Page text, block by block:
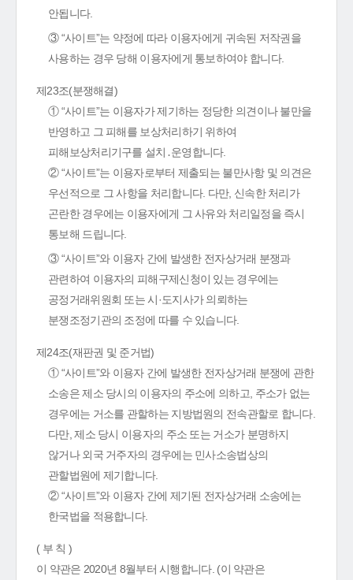
안됩니다.
③ “사이트”는 약정에 따라 이용자에게 귀속된 저작권을
사용하는 경우 당해 이용자에게 통보하여야 합니다.
제23조(분쟁해결)
① “사이트”는 이용자가 제기하는 정당한 의견이나 불만을
반영하고 그 피해를 보상처리하기 위하여
피해보상처리기구를 설치․운영합니다.
② “사이트”는 이용자로부터 제출되는 불만사항 및 의견은
우선적으로 그 사항을 처리합니다. 다만, 신속한 처리가
곤란한 경우에는 이용자에게 그 사유와 처리일정을 즉시
통보해 드립니다.
③ “사이트”와 이용자 간에 발생한 전자상거래 분쟁과
관련하여 이용자의 피해구제신청이 있는 경우에는
공정거래위원회 또는 시·도지사가 의뢰하는
분쟁조정기관의 조정에 따를 수 있습니다.
제24조(재판권 및 준거법)
① “사이트”와 이용자 간에 발생한 전자상거래 분쟁에 관한
소송은 제소 당시의 이용자의 주소에 의하고, 주소가 없는
경우에는 거소를 관할하는 지방법원의 전속관할로 합니다.
다만, 제소 당시 이용자의 주소 또는 거소가 분명하지
않거나 외국 거주자의 경우에는 민사소송법상의
관할법원에 제기합니다.
② “사이트”와 이용자 간에 제기된 전자상거래 소송에는
한국법을 적용합니다.
( 부 칙 )
이 약관은 2020년 8월부터 시행합니다. (이 약관은